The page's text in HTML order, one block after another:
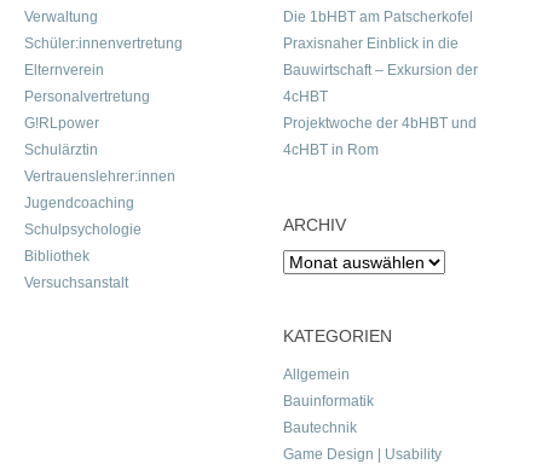
Verwaltung
Schüler:innenvertretung
Elternverein
Personalvertretung
G!RLpower
Schulärztin
Vertrauenslehrer:innen
Jugendcoaching
Schulpsychologie
Bibliothek
Versuchsanstalt
Die 1bHBT am Patscherkofel
Praxisnaher Einblick in die
Bauwirtschaft – Exkursion der
4cHBT
Projektwoche der 4bHBT und
4cHBT in Rom
ARCHIV
Archiv
KATEGORIEN
Allgemein
Bauinformatik
Bautechnik
Game Design | Usability